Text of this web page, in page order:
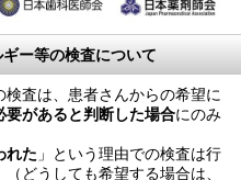
ー等の検査について
査は、患者さんからの希望に
要があると判断した場合にのみ
れた 」という理由での検査は行
どうしても希望する場合は、